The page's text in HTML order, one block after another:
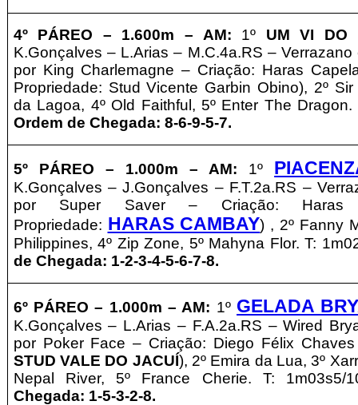
4º PÁREO – 1.600m – AM: 1º UM VI DO
K.Gonçalves – L.Arias – M.C.4a.RS –
por King Charlemagne – Criação: Haras
Propriedade: Stud Vicente Garbin Obino), 2º
da Lagoa, 4º Old Faithful, 5º Enter The Dragon.
Ordem de Chegada: 8-6-9-5-7.
5º PÁREO – 1.000m – AM: 1º
K.Gonçalves – J.Gonçalves – F.T.2a.RS –
por Super Saver – Criação: Haras
Propriedade: HARAS CAMBAY) , 2º Fanny
Philippines, 4º Zip Zone, 5º Mahyna Flor. T:
de Chegada: 1-2-3-4-5-6-7-8.
6º PÁREO – 1.000m – AM: 1º GELADA
K.Gonçalves – L.Arias – F.A.2a.RS – Wired
por Poker Face – Criação: Diego Félix
STUD VALE DO JACUÍ), 2º Emira da Lua, 3º
Nepal River, 5º France Cherie. T: 1m03s5/
Chegada: 1-5-3-2-8.